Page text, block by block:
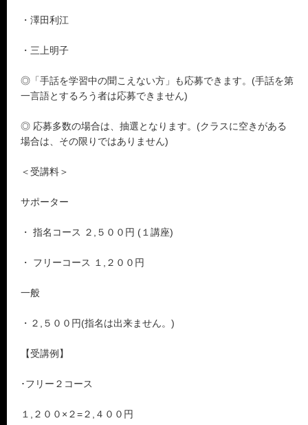
・澤田利江
・三上明子
◎「手話を学習中の聞こえない方」も応募できます。(手話を第
一言語とするろう者は応募できません)
◎ 応募多数の場合は、抽選となります。(クラスに空きがある
場合は、その限りではありません)
＜受講料＞
サポーター
・ 指名コース ２,５００円 (１講座)
・ フリーコース １,２００円
一般
・２,５００円(指名は出来ません。)
【受講例】
･フリー２コース
１,２００×２=２,４００円